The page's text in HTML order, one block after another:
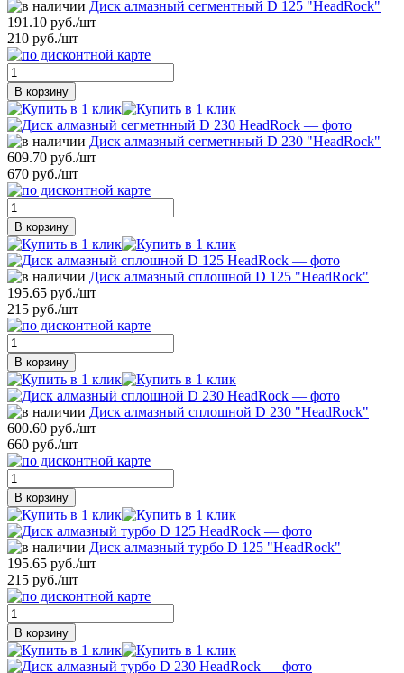
Диск алмазный сегментный D 125 "HeadRock"
191.10 руб./шт
210 руб./шт
В корзину
Диск алмазный сегметнный D 230 "HeadRock"
609.70 руб./шт
670 руб./шт
В корзину
Диск алмазный сплошной D 125 "HeadRock"
195.65 руб./шт
215 руб./шт
В корзину
Диск алмазный сплошной D 230 "HeadRock"
600.60 руб./шт
660 руб./шт
В корзину
Диск алмазный турбо D 125 "HeadRock"
195.65 руб./шт
215 руб./шт
В корзину